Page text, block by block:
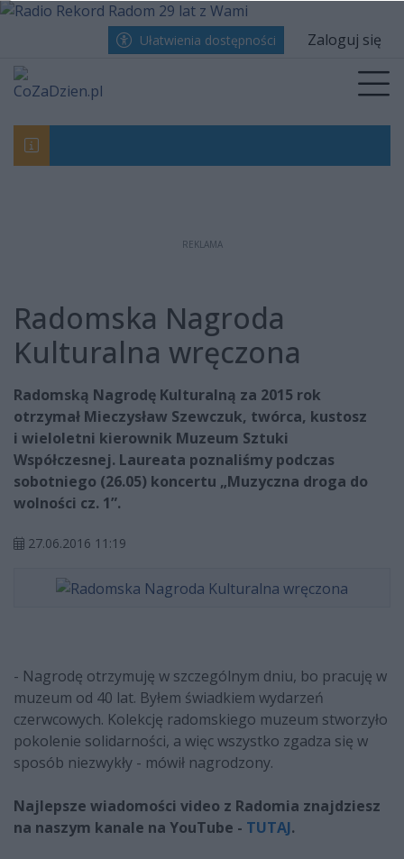
Przejdź do głównych treści
Przejdź do wyszukiwarki
Przejdź do głównego menu
Ułatwienia dostępności Zaloguj się
REKLAMA
Radomska Nagroda
Kulturalna wręczona
Radomską Nagrodę Kulturalną za 2015 rok
otrzymał Mieczysław Szewczuk, twórca, kustosz
i wieloletni kierownik Muzeum Sztuki
Współczesnej. Laureata poznaliśmy podczas
sobotniego (26.05) koncertu „Muzyczna droga do
wolności cz. 1”.
27.06.2016 11:19
- Nagrodę otrzymuję w szczególnym dniu, bo pracuję w
muzeum od 40 lat. Byłem świadkiem wydarzeń
czerwcowych. Kolekcję radomskiego muzeum stworzyło
pokolenie solidarności, a więc wszystko zgadza się w
sposób niezwykły - mówił nagrodzony.
Najlepsze wiadomości video z Radomia znajdziesz
na naszym kanale na YouTube - TUTAJ.